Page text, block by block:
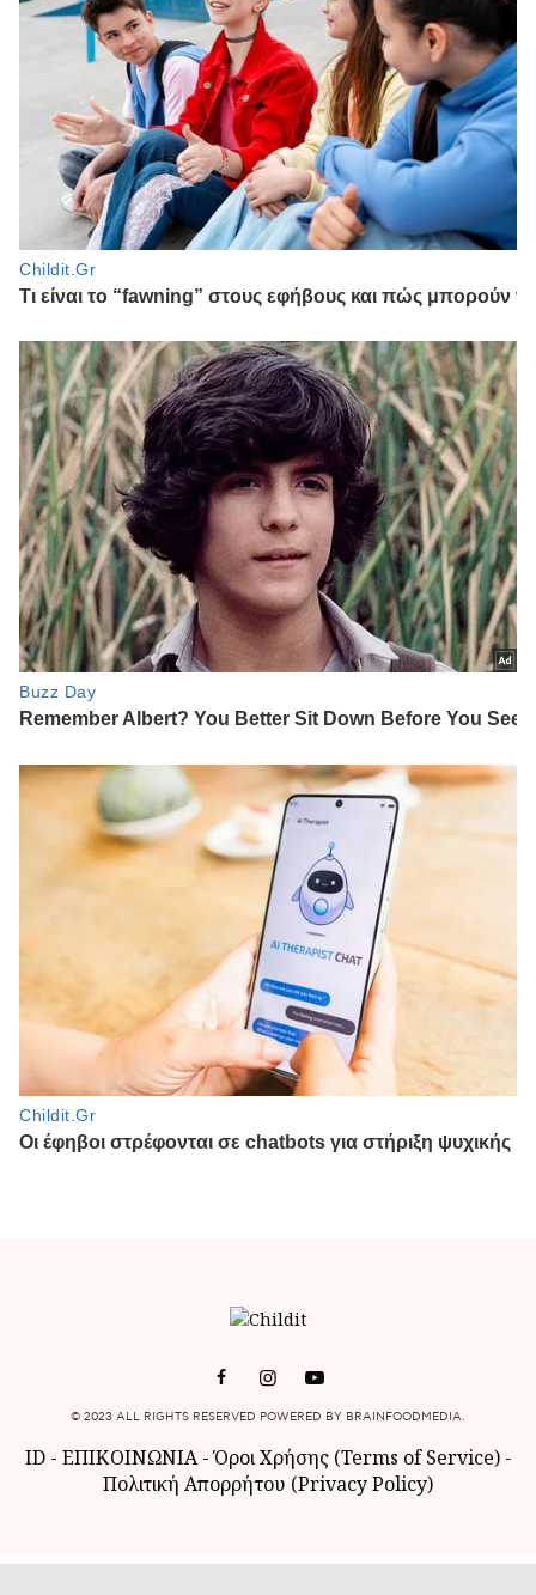
© 2023 ALL RIGHTS RESERVED POWERED BY BRAINFOODMEDIA.
ID- ΕΠΙΚΟΙΝΩΝΙΑ-Όροι Χρήσης (Terms of Service)-
Πολιτική Απορρήτου (Privacy Policy)